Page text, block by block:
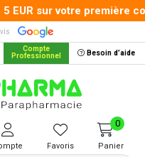
EUR sur votre première
Compte
Professionnel Besoin d’aide
Pharma Votre pharmacie
Favoris Panier
0